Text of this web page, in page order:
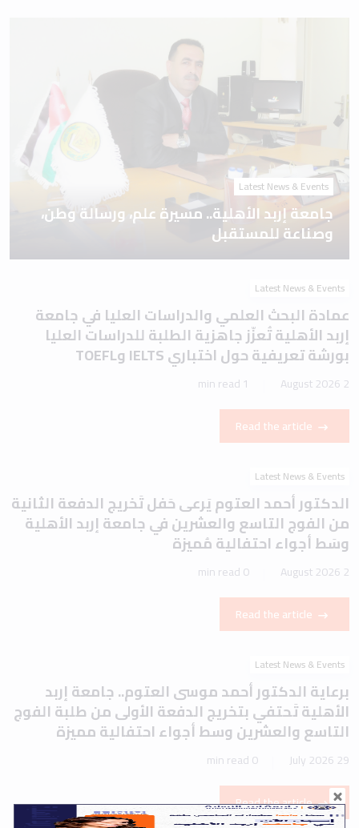
Latest News & Events
جامعة إربد الأهلية.. مسيرة علم، ورسالة وطن،
وصناعة للمستقبل
Latest News & Events
عمادة البحث العلمي والدراسات العليا في جامعة
إربد الأهلية تُعزّز جاهزية الطلبة للدراسات العليا
بورشة تعريفية حول اختباري IELTS وTOEFL
2 August 2026
1 min read
Read the article
Latest News & Events
الدكتور أحمد العتوم يَرعى حَفل تَخريج الدفعة الثانية
من الفوج التاسع والعشرين في جامعة إربد الأهلية
وسَط أجواء احتفالية مُميزة
2 August 2026
0 min read
Read the article
Latest News & Events
برعاية الدكتور أحمد موسى العتوم.. جامعة إربد
الأهلية تَحتفي بتخريج الدفعة الأولى من طلبة الفوج
التاسع والعشرين وسط أجواء احتفالية مميزة
29 July 2026
0 min read
Read the article